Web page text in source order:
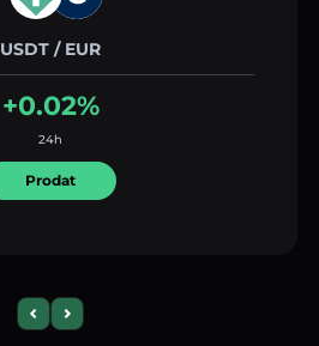
USDT / EUR
+0.02%
24h
Prodat
Previous slide
Next slide